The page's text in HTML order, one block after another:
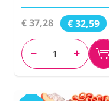
€ 37,28 € 32,59